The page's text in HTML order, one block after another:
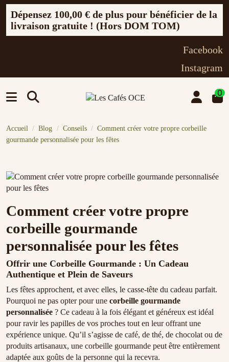
Dépensez 100,00 € de plus pour bénéficier de la
livraison gratuite ! (Hors DOM TOM)
Facebook
Instagram
0
Accueil Blog Conseils
Comment créer votre propre corbeille
gourmande personnalisée pour les fêtes
Comment créer votre propre
corbeille gourmande
personnalisée pour les fêtes
Offrir une Corbeille Gourmande : Un Cadeau
Authentique et Plein de Saveurs
Les fêtes approchent, et avec elles, le casse-tête du cadeau parfait.
Pourquoi ne pas opter pour une corbeille gourmande
personnalisée ? Ce cadeau à la fois élégant et généreux est idéal
pour ravir les papilles de vos proches tout en leur offrant une
expérience unique. Qu’il s’agisse de café, de thé, de chocolat ou de
produits artisanaux, une corbeille gourmande peut être entièrement
adaptée aux goûts de la personne qui la recevra.